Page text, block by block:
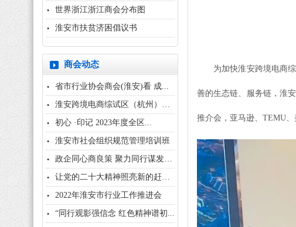
世界浙江浙江商会分布图
淮安市扶贫济困倡议书
商会动态
省市行业协会商会(淮安)看 成...
淮安跨境电商综试区（杭州）招商...
初心 ·印记 2023年度全区...
淮安市社会组织规范管理培训班
政企同心商良策 聚力同行谋发展...
让党的二十大精神照亮新的赶考之...
2022年淮安市行业工作推进会
“同行观影强信念 红色精神谱初...
为加快淮安跨境电商
善的生态链、服务链，淮
推介会，亚马逊、TEMU